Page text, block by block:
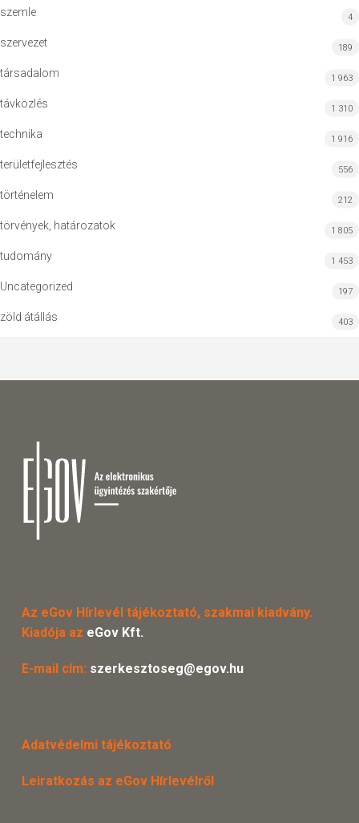
szemle 4
szervezet 189
társadalom 1 963
távközlés 1 310
technika 1 916
területfejlesztés 556
történelem 212
törvények, határozatok 1 805
tudomány 1 453
Uncategorized 197
zöld átállás 403
Az eGov Hírlevél tájékoztató, szakmai kiadvány.
Kiadója az eGov Kft.
E-mail cím: szerkesztoseg@egov.hu
Adatvédelmi tájékoztató
Leiratkozás az eGov Hírlevélről